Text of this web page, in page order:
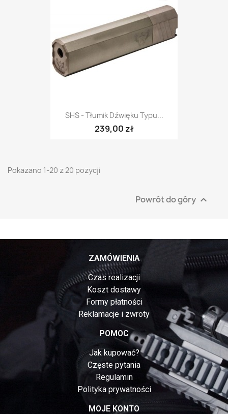
SHS - Tłumik Dźwięku Typu...
239,00 zł
Pokazano 1-20 z 20 pozycji
Powrót do góry 
ZAMÓWIENIA
Czas realizacji
Koszt dostawy
Formy płatności
Reklamacje i zwroty
POMOC
Jak kupować?
Częste pytania
Regulamin
Polityka prywatności
MOJE KONTO